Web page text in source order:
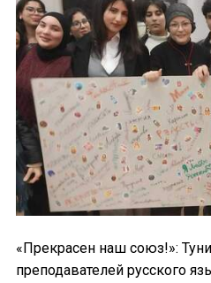
«Прекрасен наш союз!»:
преподавателей русского